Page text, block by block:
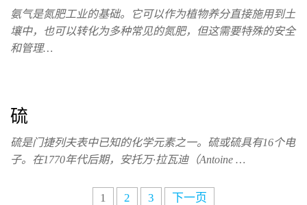
氨气是氮肥工业的基础。它可以作为植物养分直接施用到土
壤中，也可以转化为多种常见的氮肥，但这需要特殊的安全
和管理…
硫
硫是门捷列夫表中已知的化学元素之一。硫或硫具有16个电
子。在1770年代后期，安托万·拉瓦迪（Antoine …
1 2 3 下一页